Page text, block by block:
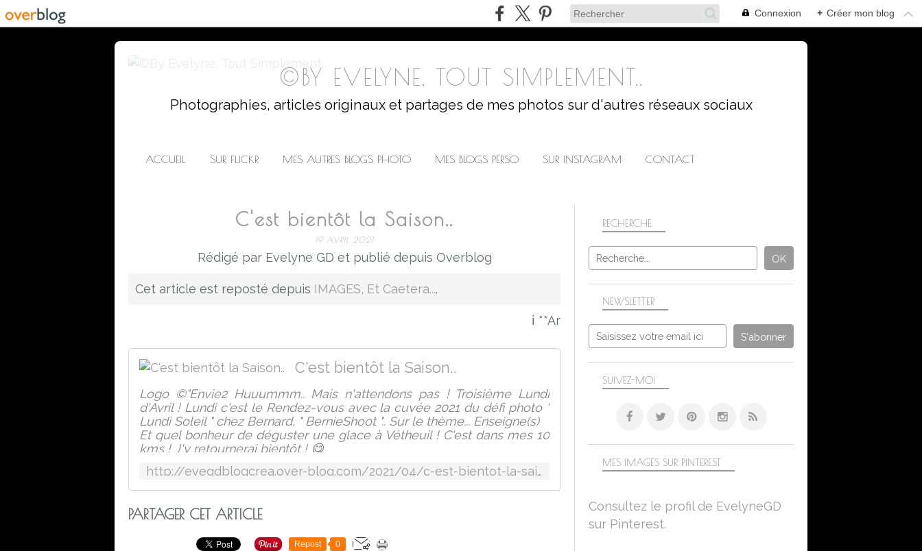
Connexion + Créer mon blog
©BY EVELYNE, TOUT SIMPLEMENT..
Photographies, articles originaux et partages de mes photos sur d'autres réseaux sociaux
ACCUEIL SUR FLICKR MES AUTRES BLOGS PHOTO MES BLOGS PERSO SUR INSTAGRAM CONTACT
C'est bientôt la Saison..
19 AVRIL 2021
Rédigé par Evelyne GD et publié depuis Overblog
Cet article est reposté depuis IMAGES, Et Caetera....
ℹ️ **Article reposté depuis mon autre blog. Cliquer sur la photo puis
C'est bientôt la Saison..
Logo ©"Envie2 Huuummm.. Mais n'attendons pas ! Troisième Lundi
d'Avril ! Lundi c'est le Rendez-vous avec la cuvée 2021 du défi photo "
Lundi Soleil " chez Bernard, " BernieShoot ".. Sur le thème... Enseigne(s)
Et quel bonheur de déguster une glace à Vétheuil ! C'est dans mes 10
kms ! J'y retournerai bientôt ! 😋
déd
http://evegdblogcrea.over-blog.com/2021/04/c-est-bientot-la-saison.html
PARTAGER CET ARTICLE
Repost 0
NEWSLETTER
SUIVEZ-MOI
RECHERCHE
MES IMAGES SUR PINTEREST
Consultez le profil de EvelyneGD
sur Pinterest.